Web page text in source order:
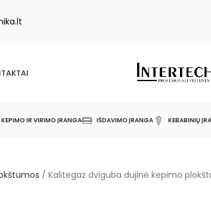
KEPIMO IR VIRIMO ĮRANGA IŠDAVIMO ĮRANGA KEBABINIŲ
/ Kalitegaz dviguba dujinė kepimo